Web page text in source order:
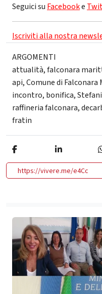
Seguici su Facebooke
Iscriviti alla nostra
ARGOMENTI
attualità,falconara
api,Comune di
incontro, bonifica,
raffineria falconara,
fratin
https://vivere.me/e4Cc